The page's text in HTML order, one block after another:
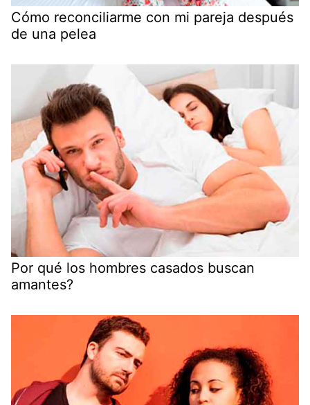
Cómo reconciliarme con mi pareja después
de una pelea
Por qué los hombres casados buscan
amantes?